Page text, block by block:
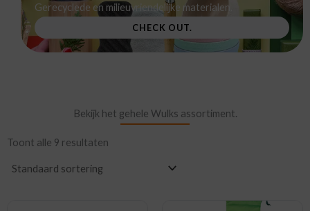
Gerecyclede en milieuvriendelijke materialen.
CHECK OUT.
Bekijk het gehele Wulks assortiment.
Toont alle 9 resultaten